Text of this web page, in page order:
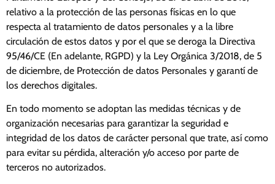
relativo a la protección de las personas físicas en lo que
respecta al tratamiento de datos personales y a la libre
circulación de estos datos y por el que se deroga la Directiva
95/46/CE (En adelante, RGPD) y la Ley Orgánica 3/2018, de 5
de diciembre, de Protección de datos Personales y garantí de
los derechos digitales.
En todo momento se adoptan las medidas técnicas y de
organización necesarias para garantizar la seguridad e
integridad de los datos de carácter personal que trate, así como
para evitar su pérdida, alteración y/o acceso por parte de
terceros no autorizados.